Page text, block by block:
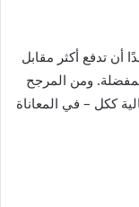
أن تدفع أكثر مقابل
ومن المرجح
ككل – في المعاناة